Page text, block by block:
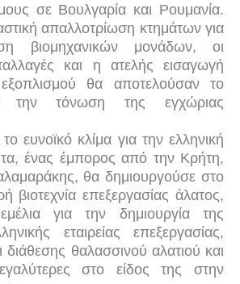
σε Βουλγαρία και Ρουμανία.
απαλλοτρίωση κτημάτων για
βιομηχανικών μονάδων, οι
και η ατελής εισαγωγή
εξοπλισμού θα αποτελούσαν το
την τόνωση της εγχώριας
ευνοϊκό κλίμα για την ελληνική
ένας έμπορος από την Κρήτη,
θα δημιουργούσε στο
βιοτεχνία επεξεργασίας άλατος,
για την δημιουργία της
εταιρείας επεξεργασίας,
διάθεσης θαλασσινού αλατιού και
στο είδος της στην